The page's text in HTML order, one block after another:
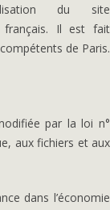
du site
français. Il est fait
de Paris.
par la loi n°
aux fichiers et aux
dans l’économie